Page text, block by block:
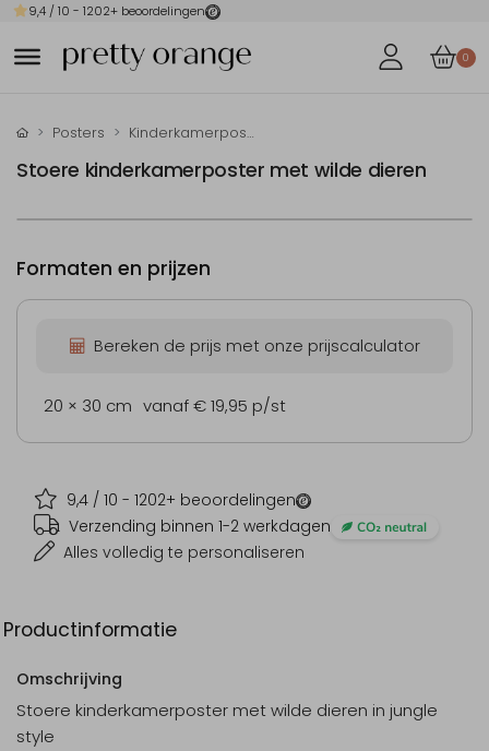
9,4 / 10 - 1202+ beoordelingen
0
Posters Kinderkamerposter
Stoere kinderkamerposter met wilde dieren
9,4 / 10 - 1202+ beoordelingen
Verzending binnen 1-2 werkdagen
Alles volledig te personaliseren
Formaten en prijzen
Bereken de prijs met onze prijscalculator
20 × 30 cm vanaf € 19,95 p/st
Productinformatie
Omschrijving
Stoere kinderkamerposter met wilde dieren in jungle
style